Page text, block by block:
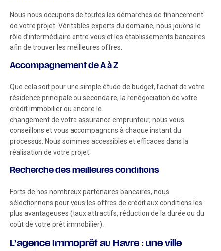
Nous nous occupons de toutes les démarches de financement
de votre projet. Véritables experts du domaine, nous jouons le
rôle d’intermédiaire entre vous et les établissements bancaires
afin de trouver les meilleures offres.
Accompagnement de A à Z
Que cela soit pour une simple étude de budget, l’achat de votre
résidence principale ou secondaire, la renégociation de votre
crédit immobilier ou encore le
changement de votre assurance emprunteur, nous vous
conseillons et vous accompagnons à chaque instant du
processus. Nous sommes accessibles et efficaces dans la
réalisation de votre projet.
Recherche des meilleures conditions
Forts de nos nombreux partenaires bancaires, nous
sélectionnons pour vous les offres de crédit aux conditions les
plus avantageuses (taux attractifs, réduction de la durée ou du
coût de votre prêt immobilier).
L’agence Immoprêt au Havre : une ville